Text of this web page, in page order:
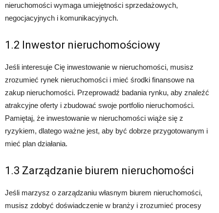
nieruchomości wymaga umiejętności sprzedażowych,
negocjacyjnych i komunikacyjnych.
1.2 Inwestor nieruchomościowy
Jeśli interesuje Cię inwestowanie w nieruchomości, musisz
zrozumieć rynek nieruchomości i mieć środki finansowe na
zakup nieruchomości. Przeprowadź badania rynku, aby znaleźć
atrakcyjne oferty i zbudować swoje portfolio nieruchomości.
Pamiętaj, że inwestowanie w nieruchomości wiąże się z
ryzykiem, dlatego ważne jest, aby być dobrze przygotowanym i
mieć plan działania.
1.3 Zarządzanie biurem nieruchomości
Jeśli marzysz o zarządzaniu własnym biurem nieruchomości,
musisz zdobyć doświadczenie w branży i zrozumieć procesy